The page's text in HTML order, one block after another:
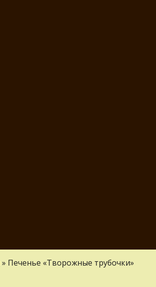
» Печенье «Творожные трубочки»